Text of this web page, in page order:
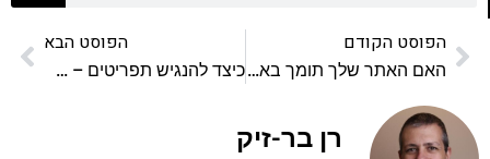
הפוסט הקודם
האם האתר שלך תומך באינטרנט אקספלורר 8?
הפוסט הבא
כיצד להנגיש תפריטים – מדריך למפתחים
רן בר-זיק